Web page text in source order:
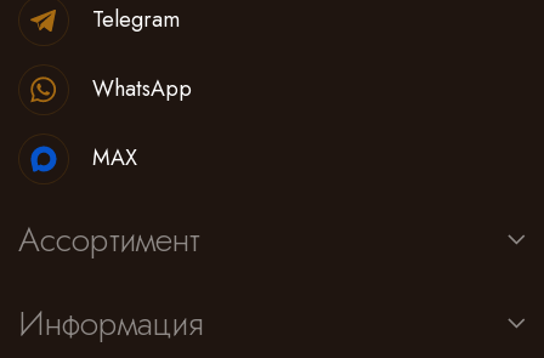
Ассортимент
Информация
Telegram
WhatsApp
MAX